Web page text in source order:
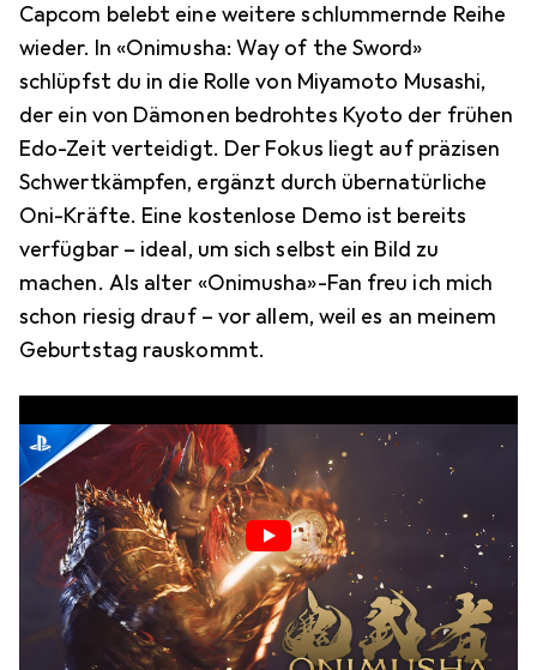
Capcom belebt eine weitere schlummernde Reihe
wieder. In «Onimusha: Way of the Sword»
schlüpfst du in die Rolle von Miyamoto Musashi,
der ein von Dämonen bedrohtes Kyoto der frühen
Edo-Zeit verteidigt. Der Fokus liegt auf präzisen
Schwertkämpfen, ergänzt durch übernatürliche
Oni-Kräfte. Eine kostenlose Demo ist bereits
verfügbar – ideal, um sich selbst ein Bild zu
machen. Als alter «Onimusha»-Fan freu ich mich
schon riesig drauf – vor allem, weil es an meinem
Geburtstag rauskommt.